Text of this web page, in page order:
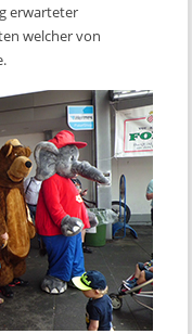
erwarteter
welcher von